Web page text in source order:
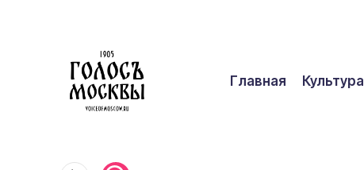
содержимому
Главная Культура